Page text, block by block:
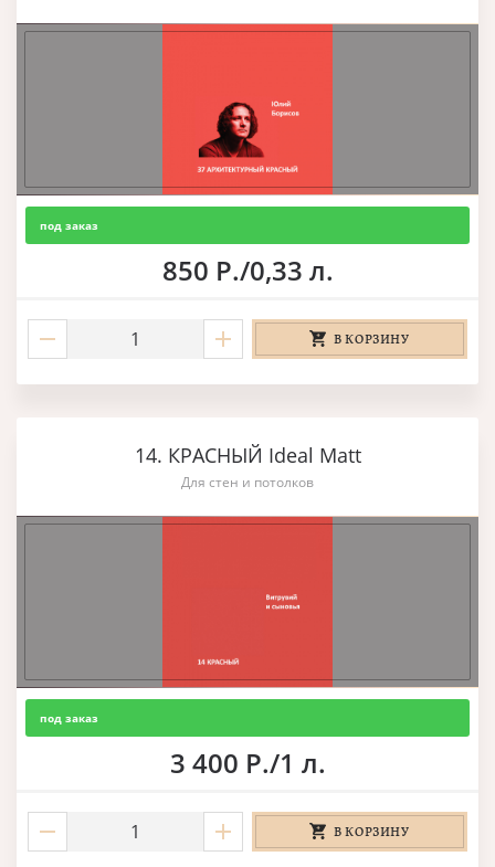
под заказ
850 Р./0,33 л.
В КОРЗИНУ
14. КРАСНЫЙ Ideal Matt
Для стен и потолков
под заказ
3 400 Р./1 л.
В КОРЗИНУ